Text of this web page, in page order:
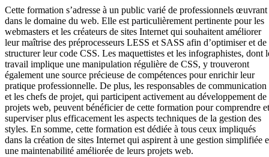
Cette formation s’adresse à un public varié de professionnels œuvrant
dans le domaine du web. Elle est particulièrement pertinente pour les
webmasters et les créateurs de sites Internet qui souhaitent améliorer
leur maîtrise des préprocesseurs LESS et SASS afin d’optimiser et de
structurer leur code CSS. Les maquettistes et les infographistes, dont
travail implique une manipulation régulière de CSS, y trouveront
également une source précieuse de compétences pour enrichir leur
pratique professionnelle. De plus, les responsables de communication
et les chefs de projet, qui participent activement au développement de
projets web, peuvent bénéficier de cette formation pour comprendre et
superviser plus efficacement les aspects techniques de la gestion des
styles. En somme, cette formation est dédiée à tous ceux impliqués
dans la création de sites Internet qui aspirent à une gestion simplifiée
une maintenabilité améliorée de leurs projets web.